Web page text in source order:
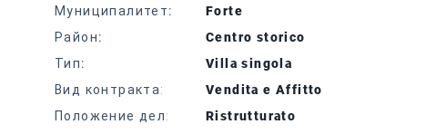
Муниципалитет:
Forte
Район:
Centro storico
Тип:
Villa singola
Вид контракта:
Vendita e Affitto
Положение дел:
Ristrutturato